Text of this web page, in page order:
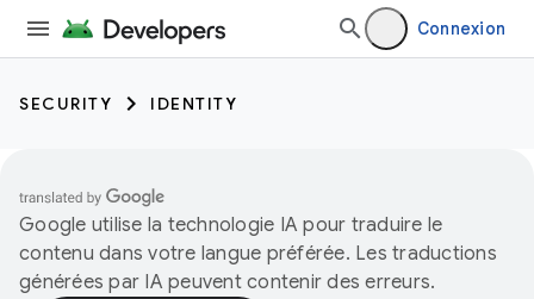
Connexion
SECURITY IDENTITY
Google utilise la technologie IA pour traduire le
contenu dans votre langue préférée. Les traductions
générées par IA peuvent contenir des erreurs.